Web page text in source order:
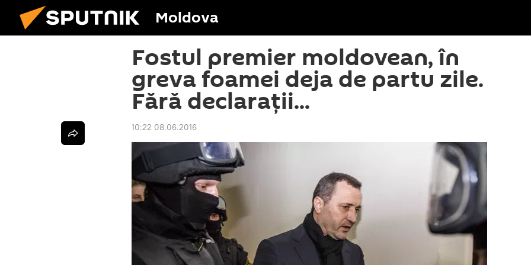
Moldova
Fostul premier moldovean, în
greva foamei deja de partu zile.
Fără declarații...
10:22 08.06.2016